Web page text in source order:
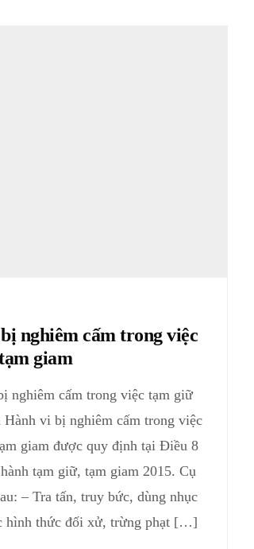
nghiêm cấm trong việc
giam
nghiêm cấm trong việc tạm giữ
Hành vi bị nghiêm cấm trong việc
giam được quy định tại Điều 8
tạm giữ, tạm giam 2015. Cụ
– Tra tấn, truy bức, dùng nhục
hình thức đối xử, trừng phạt […]